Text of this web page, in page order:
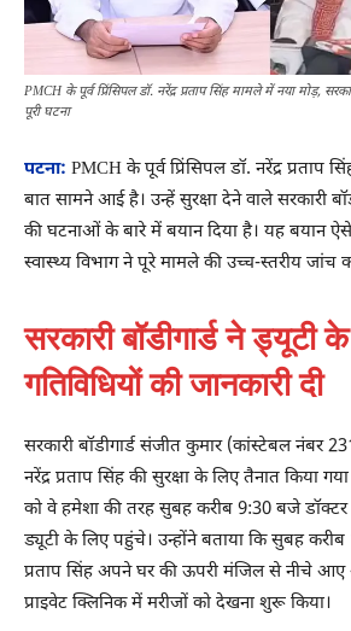
PMCH के पूर्व प्रिंसिपल डॉ. नरेंद्र प्रताप सिंह मामले में नया मोड़,
पूरी घटना
पटना: PMCH के पूर्व प्रिंसिपल डॉ. नरेंद्र
बात सामने आई है। उन्हें सुरक्षा देने वाले सरकारी
की घटनाओं के बारे में बयान दिया है। यह बयान
स्वास्थ्य विभाग ने पूरे मामले की उच्च-स्तरीय जांच
सरकारी बॉडीगार्ड ने ड्यूटी
गतिविधियों की जानकारी दी
सरकारी बॉडीगार्ड संजीत कुमार (कांस्टेबल नंबर
नरेंद्र प्रताप सिंह की सुरक्षा के लिए तैनात किया
को वे हमेशा की तरह सुबह करीब 9:30 बजे
ड्यूटी के लिए पहुंचे। उन्होंने बताया कि सुबह करीब
प्रताप सिंह अपने घर की ऊपरी मंजिल से नीचे आए
प्राइवेट क्लिनिक में मरीजों को देखना शुरू किया।